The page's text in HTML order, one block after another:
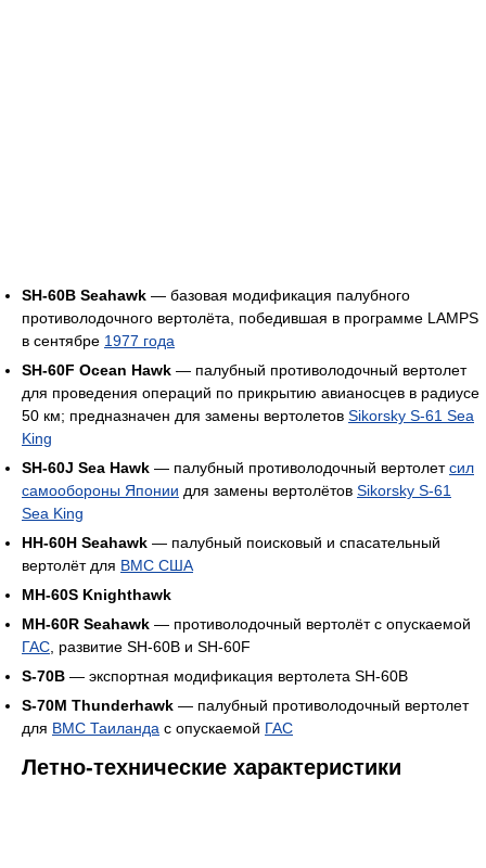
SH-60B Seahawk — базовая модификация палубного
противолодочного вертолёта, победившая в программе LAMPS
в сентябре 1977 года
SH-60F Ocean Hawk — палубный противолодочный вертолет
для проведения операций по прикрытию авианосцев в радиусе
50 км; предназначен для замены вертолетов Sikorsky S-61 Sea
King
SH-60J Sea Hawk — палубный противолодочный вертолетсил
самообороны Японии для замены вертолётов Sikorsky S-61
Sea King
HH-60H Seahawk — палубный поисковый и спасательный
вертолёт для ВМС США
MH-60S Knighthawk
MH-60R Seahawk — противолодочный вертолёт с опускаемой
ГАС , развитие SН-60В и SН-60F
S-70B — экспортная модификация вертолета SH-60B
S-70M Thunderhawk — палубный противолодочный вертолет
для ВМС Таиланда с опускаемой ГАС
Летно-технические характеристики